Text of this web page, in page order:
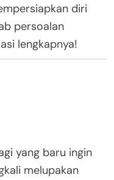
diri
persoalan
lengkapnya!
yang baru ingin
melupakan